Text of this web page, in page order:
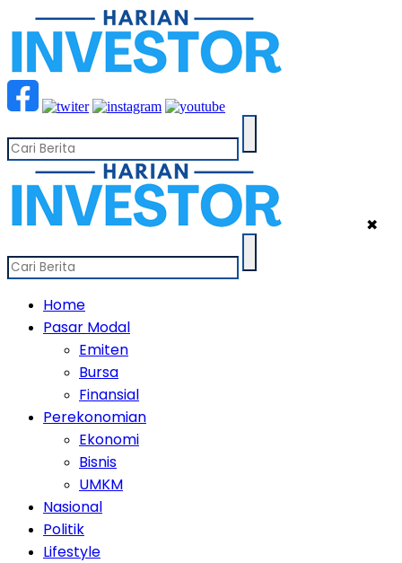
✖
Home
Pasar Modal
Emiten
Bursa
Finansial
Perekonomian
Ekonomi
Bisnis
UMKM
Nasional
Politik
Lifestyle